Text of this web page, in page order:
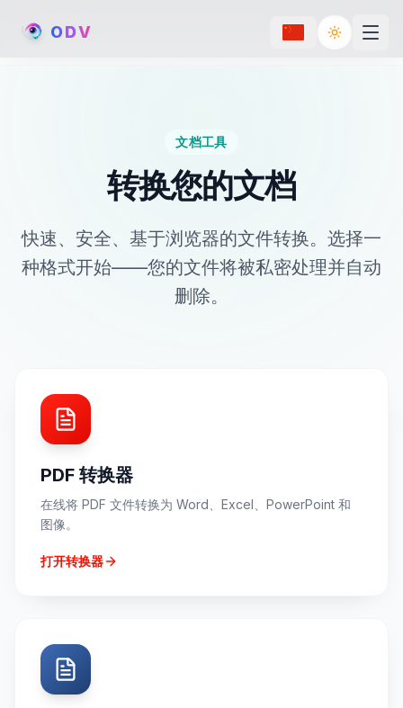
ODV Toggle
文档工具
转换您的文档
快速、安全、基于浏览器的文件转换。选择一
种格式开始——您的文件将被私密处理并自动
删除。
PDF 转换器
在线将 PDF 文件转换为 Word、Excel、PowerPoint 和
图像。
打开转换器